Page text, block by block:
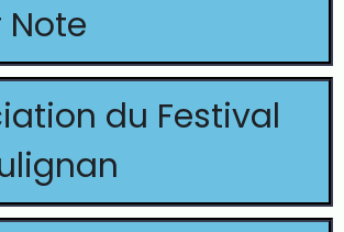
Note
du Festival